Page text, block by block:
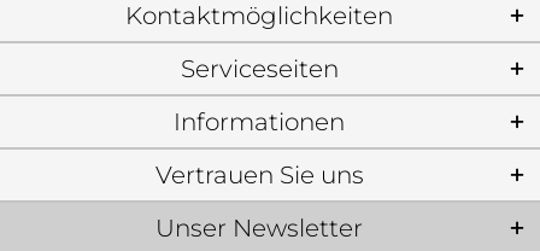
Kontaktmöglichkeiten
Serviceseiten
Informationen
Unser Newsletter
Vertrauen Sie uns